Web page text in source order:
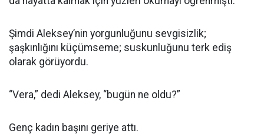
Şimdi Aleksey’nin yorgunluğunu sevgisizlik;
şaşkınlığını küçümseme; suskunluğunu terk ediş
olarak görüyordu.
“Vera,” dedi Aleksey, “bugün ne oldu?”
Genç kadın başını geriye attı.